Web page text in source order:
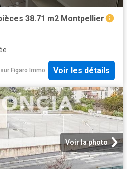
38.71 m2 Montpellier
sur Figaro Immo Voir les détails
Voir la photo